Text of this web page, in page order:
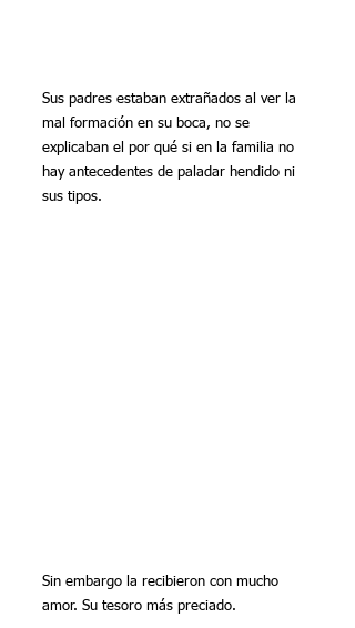
Sus padres estaban extrañados al ver la
mal formación en su boca, no se
explicaban el por qué si en la familia no
hay antecedentes de paladar hendido ni
sus tipos.
Sin embargo la recibieron con mucho
amor. Su tesoro más preciado.